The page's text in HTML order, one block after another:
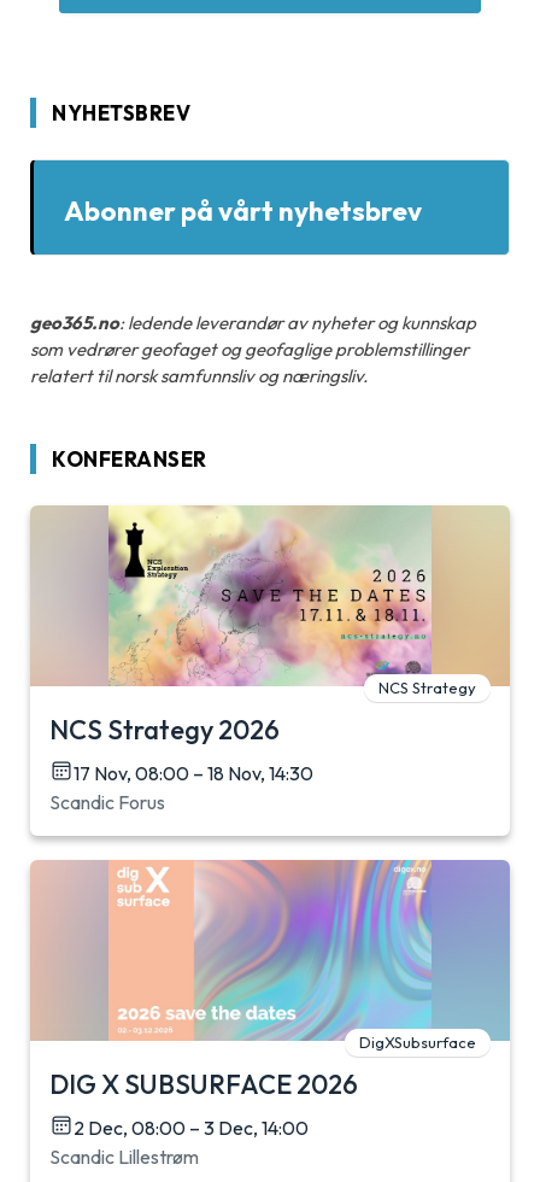
NYHETSBREV
Abonner på vårt nyhetsbrev
geo365.no: ledende leverandør av nyheter og kunnskap
som vedrører geofaget og geofaglige problemstillinger
relatert til norsk samfunnsliv og næringsliv.
KONFERANSER
NCS Strategy
NCS Strategy 2026
17 Nov, 08:00 – 18 Nov, 14:30
Scandic Forus
DigXSubsurface
DIG X SUBSURFACE 2026
2 Dec, 08:00 – 3 Dec, 14:00
Scandic Lillestrøm